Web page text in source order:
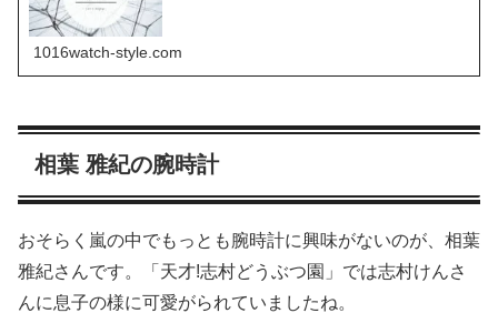
1016watch-style.com
相葉 雅紀の腕時計
おそらく嵐の中でもっとも腕時計に興味がないのが、相葉
雅紀さんです。「天才!志村どうぶつ園」では志村けんさ
んに息子の様に可愛がられていましたね。